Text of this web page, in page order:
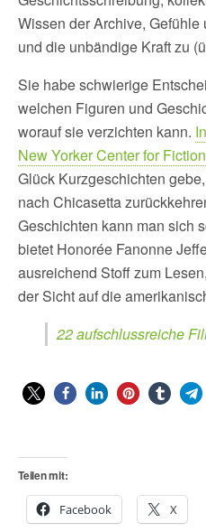
Wissen der Archive, Gefühle
und die unbändige Kraft zu
Sie habe schwierige
welchen Figuren und
worauf sie verzichten kann.
New Yorker Center for Fiction
Glück Kurzgeschichten
nach Chicasetta
Geschichten kann man sich
bietet Honorée Fanonne
ausreichend Stoff zum
der Sicht auf die
22 aufschlussreiche
Teilen mit:
Facebook X